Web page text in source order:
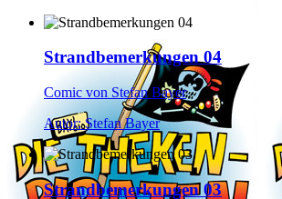
Strandbemerkungen 04
Comic von Stefan Bayer
Autor: Stefan Bayer
Strandbemerkungen 03